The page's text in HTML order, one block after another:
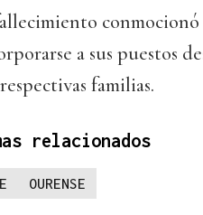
conmocionó
a sus puestos
familias.
relacionados
OURENSE